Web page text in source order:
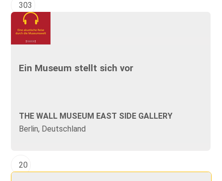
303
Ein Museum stellt sich vor
THE WALL MUSEUM EAST SIDE GALLERY
Berlin, Deutschland
20